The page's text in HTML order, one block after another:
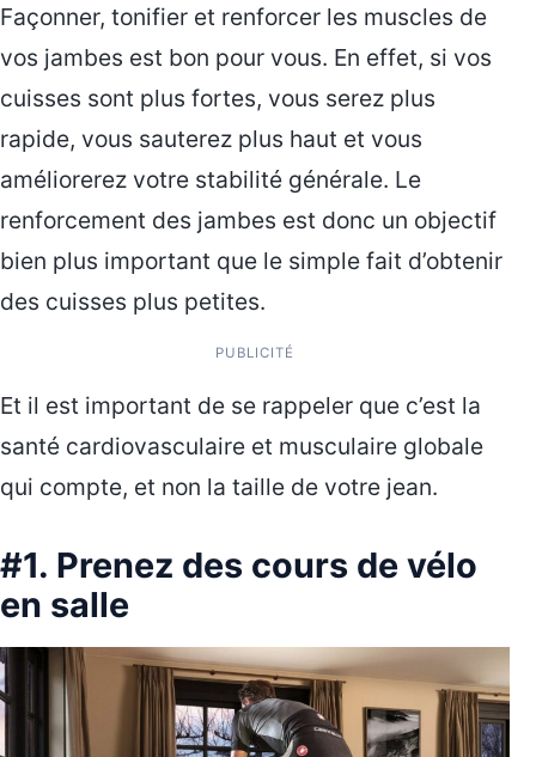
Façonner, tonifier et renforcer les muscles de
vos jambes est bon pour vous. En effet, si vos
cuisses sont plus fortes, vous serez plus
rapide, vous sauterez plus haut et vous
améliorerez votre stabilité générale. Le
renforcement des jambes est donc un objectif
bien plus important que le simple fait d’obtenir
des cuisses plus petites.
PUBLICITÉ
Et il est important de se rappeler que c’est la
santé cardiovasculaire et musculaire globale
qui compte, et non la taille de votre jean.
#1. Prenez des cours de vélo
en salle